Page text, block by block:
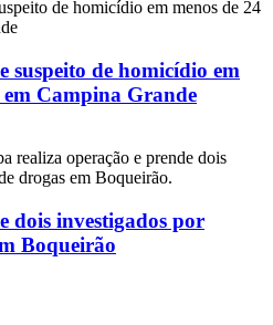
suspeito de homicídio em
em Campina Grande
dois investigados por
Boqueirão